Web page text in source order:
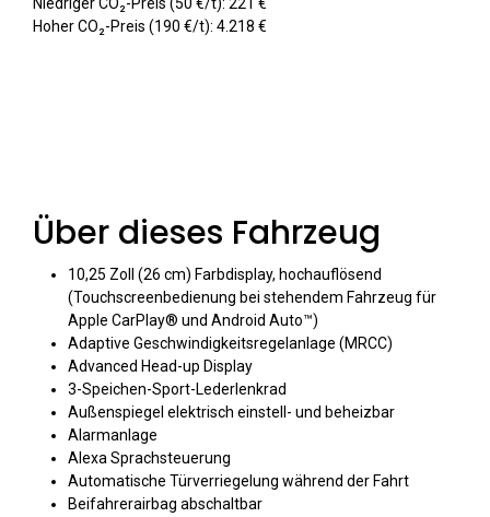
Hoher CO₂-Preis (190 €/t): 4.218 €
Über dieses Fahrzeug
10,25 Zoll (26 cm) Farbdisplay, hochauflösend
(Touchscreenbedienung bei stehendem Fahrzeug für
Apple CarPlay® und Android Auto™)
Adaptive Geschwindigkeitsregelanlage (MRCC)
Advanced Head-up Display
3-Speichen-Sport-Lederlenkrad
Außenspiegel elektrisch einstell- und beheizbar
Alarmanlage
Alexa Sprachsteuerung
Automatische Türverriegelung während der Fahrt
Beifahrerairbag abschaltbar